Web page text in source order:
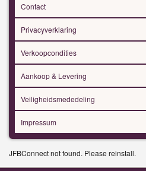
Contact
Privacyverklaring
Verkoopcondities
Aankoop & Levering
Veiligheidsmededeling
Impressum
JFBConnect not found. Please reinstall.